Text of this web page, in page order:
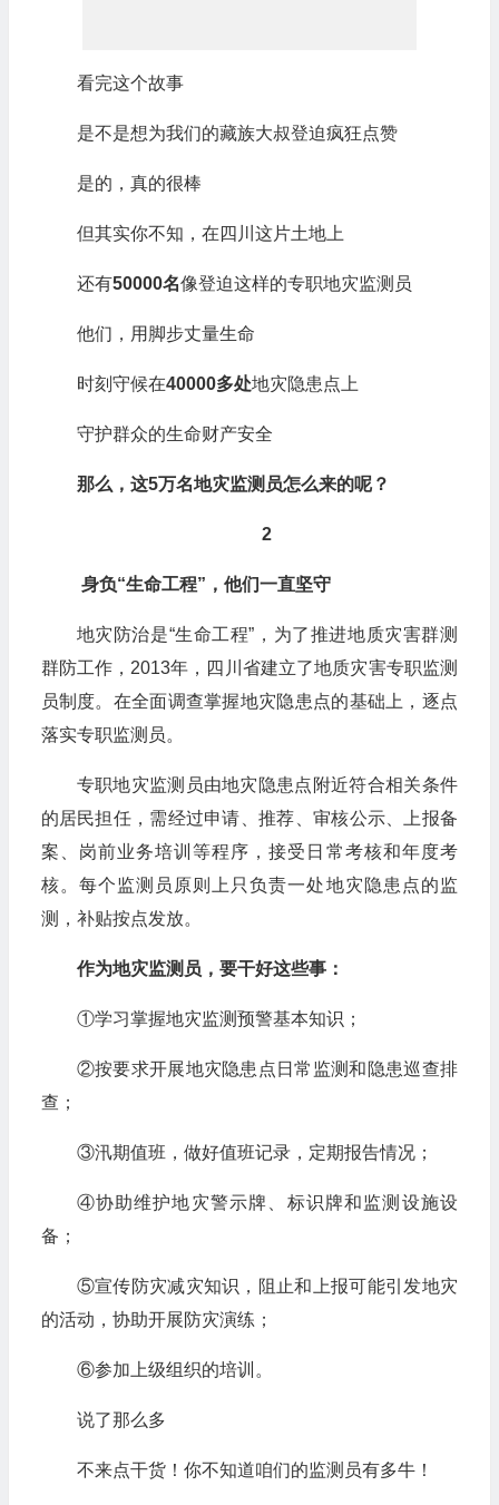
看完这个故事
是不是想为我们的藏族大叔登迫疯狂点赞
是的，真的很棒
但其实你不知，在四川这片土地上
还有50000名像登迫这样的专职地灾监测员
他们，用脚步丈量生命
时刻守候在40000多处地灾隐患点上
守护群众的生命财产安全
那么，这5万名地灾监测员怎么来的呢？
2
身负“生命工程”，他们一直坚守
地灾防治是“生命工程”，为了推进地质灾害群测
群防工作，2013年，四川省建立了地质灾害专职监测
员制度。在全面调查掌握地灾隐患点的基础上，逐点
落实专职监测员。
专职地灾监测员由地灾隐患点附近符合相关条件
的居民担任，需经过申请、推荐、审核公示、上报备
案、岗前业务培训等程序，接受日常考核和年度考
核。每个监测员原则上只负责一处地灾隐患点的监
测，补贴按点发放。
作为地灾监测员，要干好这些事：
①学习掌握地灾监测预警基本知识；
②按要求开展地灾隐患点日常监测和隐患巡查排
查；
③汛期值班，做好值班记录，定期报告情况；
④协助维护地灾警示牌、标识牌和监测设施设
备；
⑤宣传防灾减灾知识，阻止和上报可能引发地灾
的活动，协助开展防灾演练；
⑥参加上级组织的培训。
说了那么多
不来点干货！你不知道咱们的监测员有多牛！